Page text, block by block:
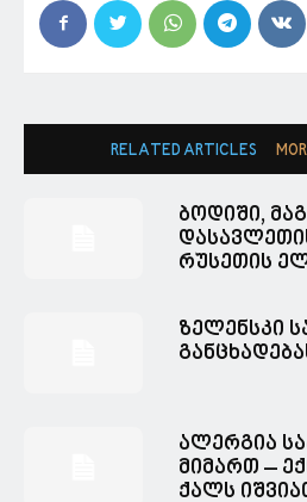
RELATED ARTICLES
ბოდიში,
რუსეთის
ზელენსკი
ალერგია
მიმართ –
ქალს